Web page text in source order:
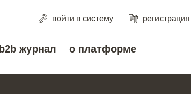
войти в систему регистрация
b2b журнал о платформе